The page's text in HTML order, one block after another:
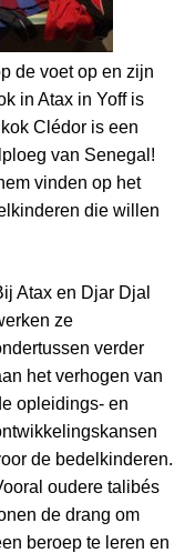
de voet op en zijn
in Atax in Yoff is
Clédor is een
van Senegal!
vinden op het
die willen
Atax en Djar Djal
ze
verder
het verhogen van
opleidings- en
de bedelkinderen.
oudere talibés
de drang om
beroep te leren en